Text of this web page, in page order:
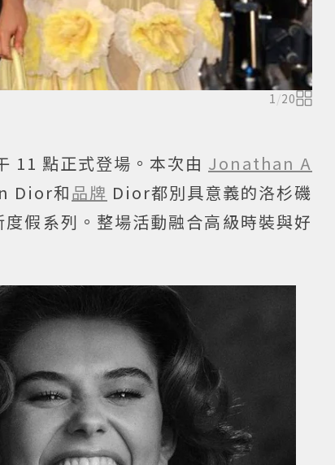
1 /20
11 點正式登場。本次由 Jonathan A
Dior和品牌 Dior都別具意義的洛杉磯
假系列。整場活動融合高級時裝與好